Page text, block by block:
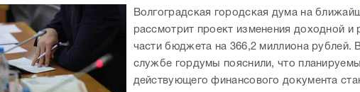
Волгоградская городская дума на
рассмотрит проект изменения доходной и
части бюджета на 366,2 миллиона рублей.
службе гордумы пояснили, что
действующего финансового документа